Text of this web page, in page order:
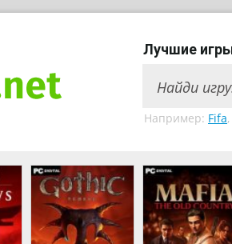
Лучшие
Например: Fifa,